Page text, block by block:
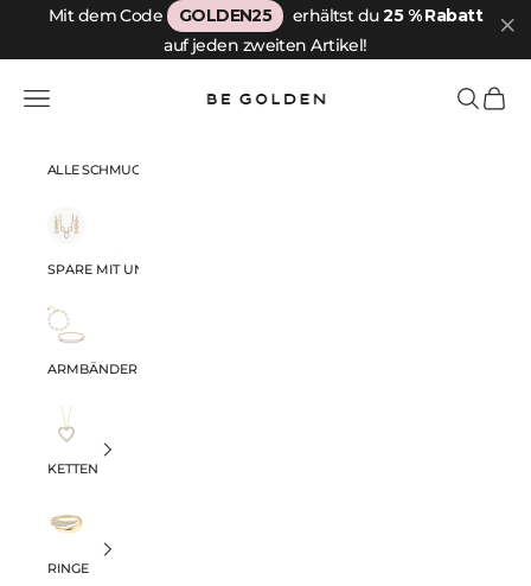
Zum Inhalt springen
Mit dem Code GOLDEN25 erhältst du25 % Rabatt
auf jeden zweiten Artikel!
Menü Suchen
ALLE SCHMUCKSTÜCKE
SPARE MIT UNSEREN SETS
ARMBÄNDER
KETTEN
RINGE